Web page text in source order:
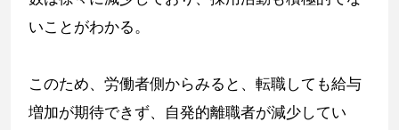
いことがわかる。
このため、労働者側からみると、転職しても給与
増加が期待できず、自発的離職者が減少してい